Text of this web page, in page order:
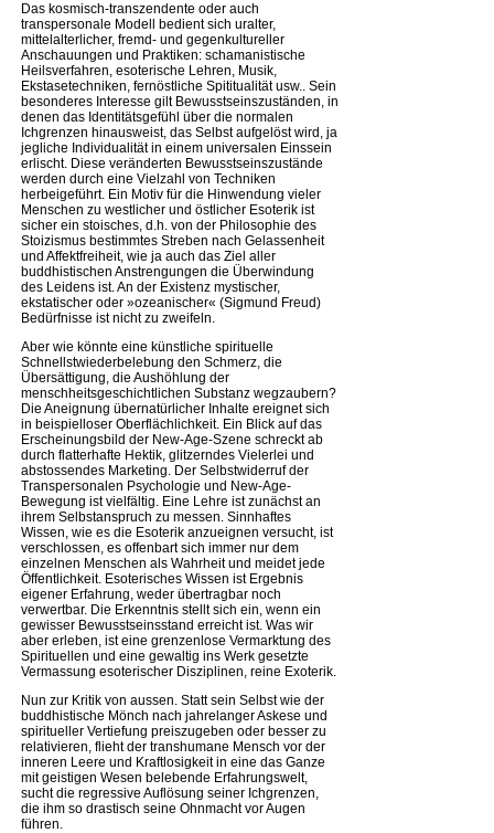
Das kosmisch-transzendente oder auch
transpersonale Modell bedient sich uralter,
mittelalterlicher, fremd- und gegenkultureller
Anschauungen und Praktiken: schamanistische
Heilsverfahren, esoterische Lehren, Musik,
Ekstasetechniken, fernöstliche Spititualität usw.. Sein
besonderes Interesse gilt Bewusstseinszuständen, in
denen das Identitätsgefühl über die normalen
Ichgrenzen hinausweist, das Selbst aufgelöst wird, ja
jegliche Individualität in einem universalen Einssein
erlischt. Diese veränderten Bewusstseinszustände
werden durch eine Vielzahl von Techniken
herbeigeführt. Ein Motiv für die Hinwendung vieler
Menschen zu westlicher und östlicher Esoterik ist
sicher ein stoisches, d.h. von der Philosophie des
Stoizismus bestimmtes Streben nach Gelassenheit
und Affektfreiheit, wie ja auch das Ziel aller
buddhistischen Anstrengungen die Überwindung
des Leidens ist. An der Existenz mystischer,
ekstatischer oder »ozeanischer« (Sigmund Freud)
Bedürfnisse ist nicht zu zweifeln.
Aber wie könnte eine künstliche spirituelle
Schnellstwiederbelebung den Schmerz, die
Übersättigung, die Aushöhlung der
menschheitsgeschichtlichen Substanz wegzaubern?
Die Aneignung übernatürlicher Inhalte ereignet sich
in beispielloser Oberflächlichkeit. Ein Blick auf das
Erscheinungsbild der New-Age-Szene schreckt ab
durch flatterhafte Hektik, glitzerndes Vielerlei und
abstossendes Marketing. Der Selbstwiderruf der
Transpersonalen Psychologie und New-Age-
Bewegung ist vielfältig. Eine Lehre ist zunächst an
ihrem Selbstanspruch zu messen. Sinnhaftes
Wissen, wie es die Esoterik anzueignen versucht, ist
verschlossen, es offenbart sich immer nur dem
einzelnen Menschen als Wahrheit und meidet jede
Öffentlichkeit. Esoterisches Wissen ist Ergebnis
eigener Erfahrung, weder übertragbar noch
verwertbar. Die Erkenntnis stellt sich ein, wenn ein
gewisser Bewusstseinsstand erreicht ist. Was wir
aber erleben, ist eine grenzenlose Vermarktung des
Spirituellen und eine gewaltig ins Werk gesetzte
Vermassung esoterischer Disziplinen, reine Exoterik.
Nun zur Kritik von aussen. Statt sein Selbst wie der
buddhistische Mönch nach jahrelanger Askese und
spiritueller Vertiefung preiszugeben oder besser zu
relativieren, flieht der transhumane Mensch vor der
inneren Leere und Kraftlosigkeit in eine das Ganze
mit geistigen Wesen belebende Erfahrungswelt,
sucht die regressive Auflösung seiner Ichgrenzen,
die ihm so drastisch seine Ohnmacht vor Augen
führen.